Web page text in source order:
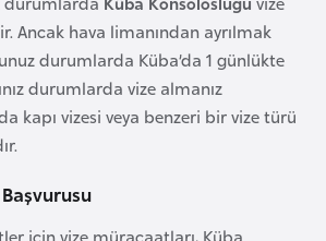
Ancak hava limanından ayrılmak
durumlarda Küba’da 1 günlükte
durumlarda vize almanız
kapı vizesi veya benzeri bir vize türü